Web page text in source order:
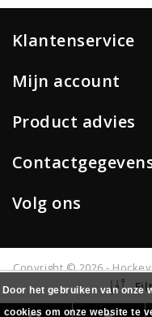
Klantenservice
Mijn account
Product advies
Volg ons
Copyright © 2026 -
All rights
Door het gebruiken van onze
cookies om onze website te